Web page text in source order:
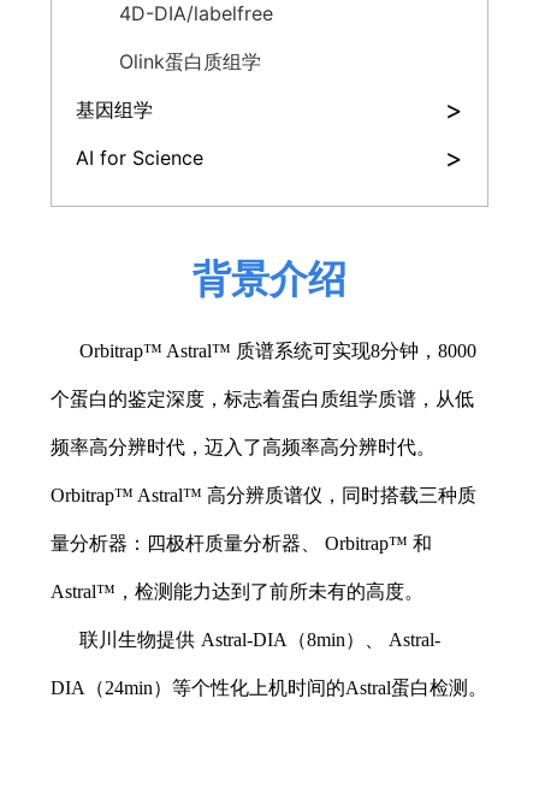
4D-DIA/labelfree
Olink蛋白质组学
基因组学
>
AI for Science >
背景介绍
Orbitrap™ Astral™ 质谱系统可实现8分钟，8000
个蛋白的鉴定深度，标志着蛋白质组学质谱，从低
频率高分辨时代，迈入了高频率高分辨时代。
Orbitrap™ Astral™ 高分辨质谱仪，同时搭载三种质
量分析器：四极杆质量分析器、 Orbitrap™ 和
Astral™，检测能力达到了前所未有的高度。
联川生物提供 Astral-DIA（8min）、 Astral-
DIA（24min）等个性化上机时间的Astral蛋白检测。